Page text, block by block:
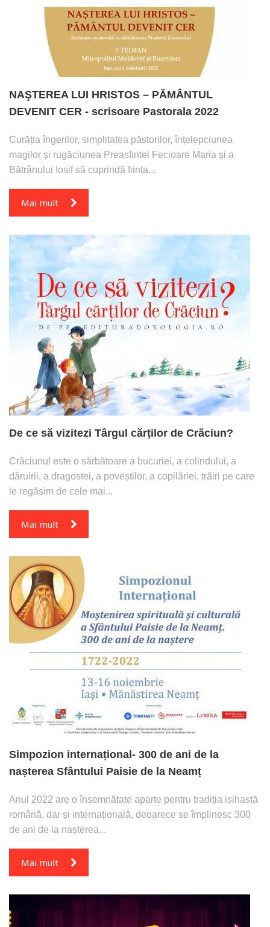
NAŞTEREA LUI HRISTOS – PĂMÂNTUL
DEVENIT CER - scrisoare Pastorala 2022
Curăția îngerilor, simplitatea păstorilor, înțelepciunea
magilor și rugăciunea Preasfintei Fecioare Maria și a
Bătrânului Iosif să cuprindă ființa...
Mai mult
De ce să vizitezi Târgul cărților de Crăciun?
Crăciunul este o sărbătoare a bucuriei, a colindului, a
dăruirii, a dragostei, a poveștilor, a copilăriei, trăiri pe care
le regăsim de cele mai...
Mai mult
Simpozion internațional- 300 de ani de la
nașterea Sfântului Paisie de la Neamț
Anul 2022 are o însemnătate aparte pentru tradiția isihastă
română, dar și internațională, deoarece se împlinesc 300
de ani de la nașterea...
Mai mult